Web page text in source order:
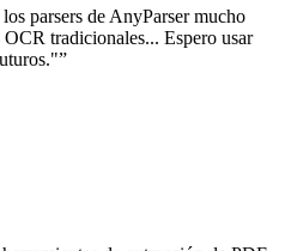
parsers de AnyParser mucho
OCR tradicionales... Espero usar
”